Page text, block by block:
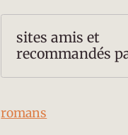
sites amis et
recommandés
romans